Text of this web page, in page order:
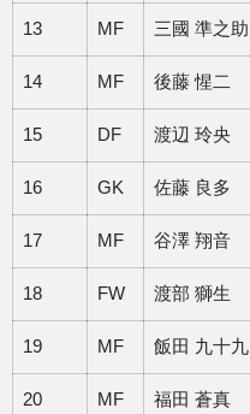
13 MF 三國 準之助
14 MF 後藤 惺二
15 DF 渡辺 玲央
16 GK 佐藤 良多
17 MF 谷澤 翔音
18 FW 渡部 獅生
19 MF 飯田 九十九
20 MF 福田 蒼真